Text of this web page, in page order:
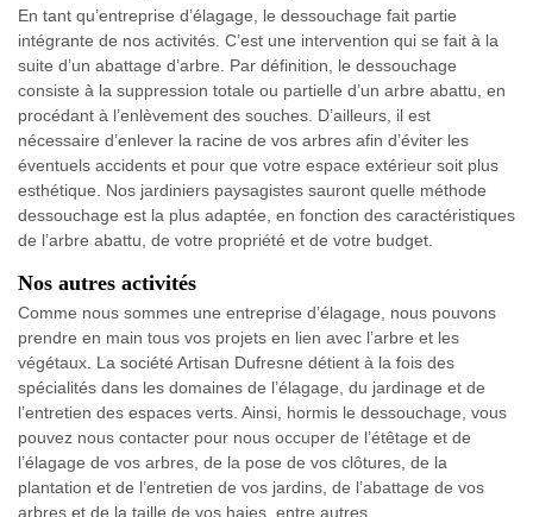
En tant qu’entreprise d’élagage, le dessouchage fait partie
intégrante de nos activités. C’est une intervention qui se fait à la
suite d’un abattage d’arbre. Par définition, le dessouchage
consiste à la suppression totale ou partielle d’un arbre abattu, en
procédant à l’enlèvement des souches. D’ailleurs, il est
nécessaire d’enlever la racine de vos arbres afin d’éviter les
éventuels accidents et pour que votre espace extérieur soit plus
esthétique. Nos jardiniers paysagistes sauront quelle méthode
dessouchage est la plus adaptée, en fonction des caractéristiques
de l’arbre abattu, de votre propriété et de votre budget.
Nos autres activités
Comme nous sommes une entreprise d’élagage, nous pouvons
prendre en main tous vos projets en lien avec l’arbre et les
végétaux. La société Artisan Dufresne détient à la fois des
spécialités dans les domaines de l’élagage, du jardinage et de
l’entretien des espaces verts. Ainsi, hormis le dessouchage, vous
pouvez nous contacter pour nous occuper de l’étêtage et de
l’élagage de vos arbres, de la pose de vos clôtures, de la
plantation et de l’entretien de vos jardins, de l’abattage de vos
arbres et de la taille de vos haies, entre autres.